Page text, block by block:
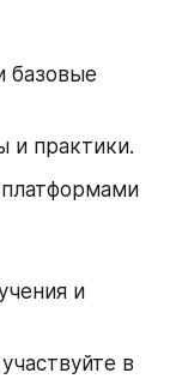
базовые
и практики.
и
в